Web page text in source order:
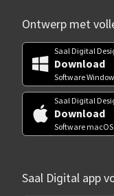
Ontwerp met
Saal Digital
Download
Software
Saal Digital
Download
Software macOS
Saal Digital app